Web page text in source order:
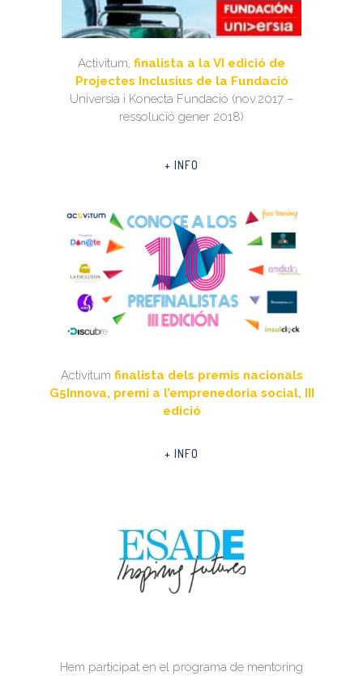
Activitum, finalista a la VI edició de
Projectes Inclusius de la Fundació
Universia i Konecta Fundació (nov.2017 –
ressolució gener 2018)
+ INFO
Activitum finalista dels premis nacionals
G5Innova, premi a l’emprenedoria social, III
edició
+ INFO
Hem participat en el programa de mentoring